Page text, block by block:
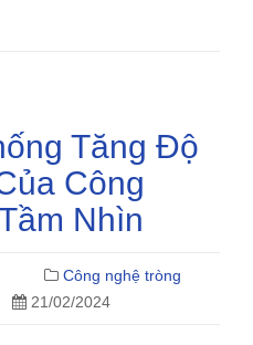
Tăng Độ
Công
Nhìn
Công nghệ tròng
21/02/2024